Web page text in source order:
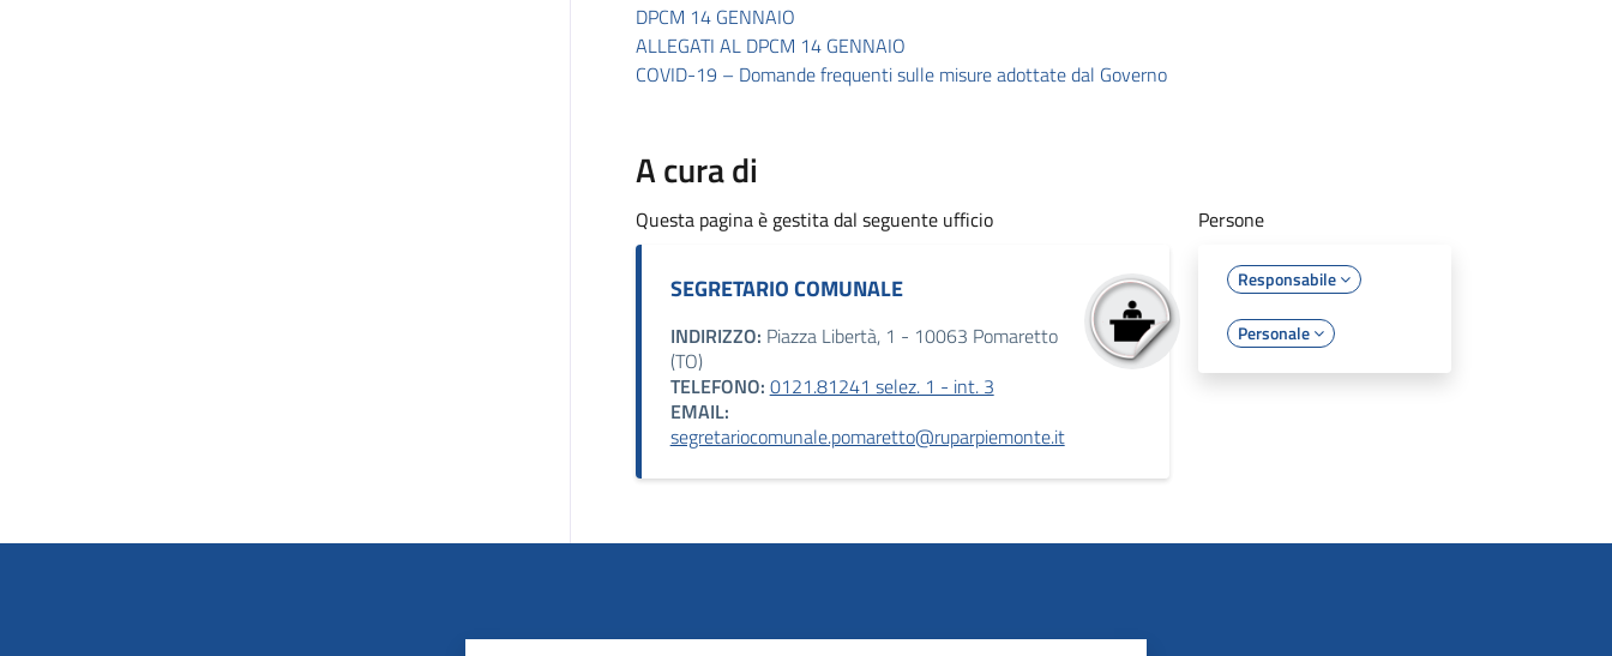
DPCM 14 GENNAIO
ALLEGATI AL DPCM 14 GENNAIO
COVID-19 – Domande frequenti sulle misure adottate dal Governo
A cura di
Questa pagina è gestita dal seguente ufficio
SEGRETARIO COMUNALE
INDIRIZZO: Piazza Libertà, 1 - 10063 Pomaretto
(TO)
TELEFONO: 0121.81241 selez. 1 - int. 3
EMAIL:
segretariocomunale.pomaretto@ruparpiemonte.it
Persone
Responsabile
Personale